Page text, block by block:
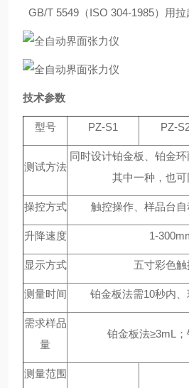
GB/T 5549（ISO 304-1985）用
技术参数
型号 PZ-S1 PZ-
测试方法
同时设计铂金板、铂金
其中一种，也
操控方式 触控操作、样品台
升降速度 1-
显示方式 五寸彩色
测量时间 铂金板法需10秒内
需求样品
量
铂金板法≥3mL；
测量范围